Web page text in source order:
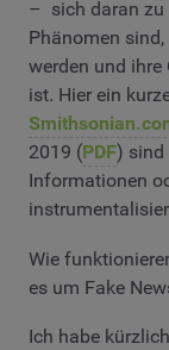
– sich daran zu
Phänomen
werden und ihre
ist. Hier ein
2019 (PDF) sind
Informationen
Wie
es um Fake
Ich habe